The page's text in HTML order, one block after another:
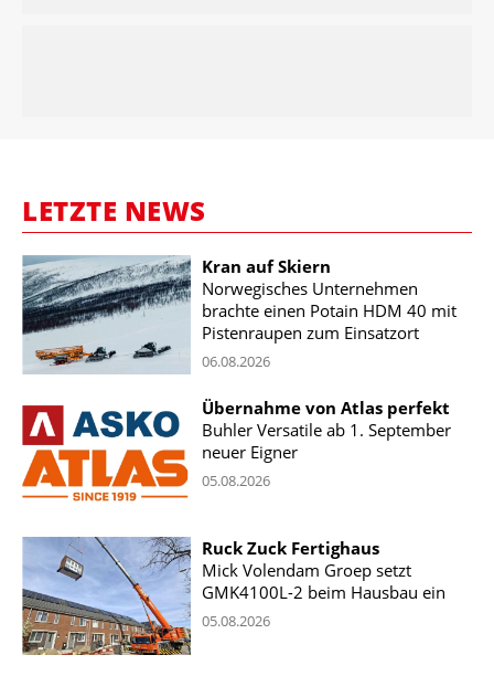
LETZTE NEWS
Kran auf Skiern
Norwegisches Unternehmen
brachte einen Potain HDM 40 mit
Pistenraupen zum Einsatzort
06.08.2026
Übernahme von Atlas perfekt
Buhler Versatile ab 1. September
neuer Eigner
05.08.2026
Ruck Zuck Fertighaus
Mick Volendam Groep setzt
GMK4100L-2 beim Hausbau ein
05.08.2026